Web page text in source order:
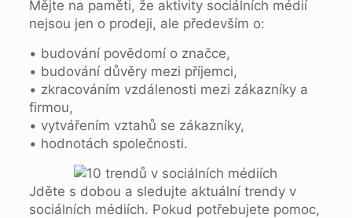
Mějte na paměti, že aktivity sociálních médií
nejsou jen o prodeji, ale především o:
• budování povědomí o značce,
• budování důvěry mezi příjemci,
• zkracováním vzdálenosti mezi zákazníky a
firmou,
• vytvářením vztahů se zákazníky,
• hodnotách společnosti.
Jděte s dobou a sledujte aktuální trendy v
sociálních médiích. Pokud potřebujete pomoc,